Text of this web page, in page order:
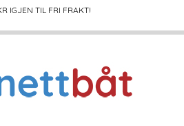
IGJEN TIL FRI FRAKT!